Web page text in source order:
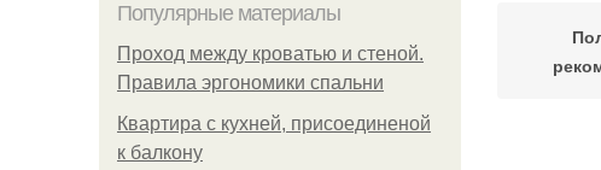
Популярные материалы
Проход между кроватью и стеной.
Правила эргономики спальни
Квартира с кухней, присоединеной
к балкону